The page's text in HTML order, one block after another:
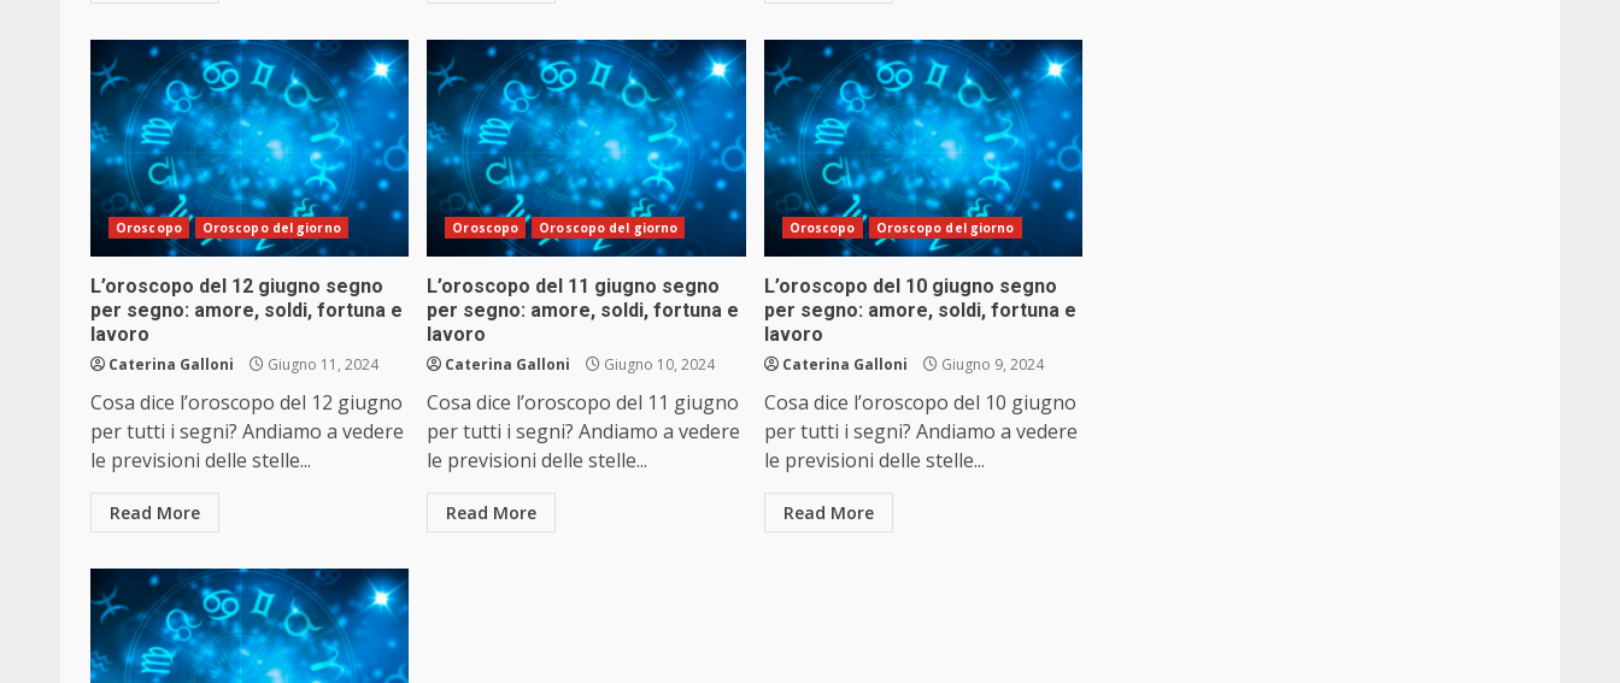
Oroscopo Oroscopo del giorno
L’oroscopo del 12 giugno segno
per segno: amore, soldi, fortuna e
lavoro
Caterina Galloni Giugno 11, 2024
Cosa dice l’oroscopo del 12 giugno
per tutti i segni? Andiamo a vedere
le previsioni delle stelle...
Read More
Oroscopo Oroscopo del giorno
L’oroscopo del 11 giugno segno
per segno: amore, soldi, fortuna e
lavoro
Caterina Galloni Giugno 10, 2024
Cosa dice l’oroscopo del 11 giugno
per tutti i segni? Andiamo a vedere
le previsioni delle stelle...
Read More
Oroscopo Oroscopo del giorno
L’oroscopo del 10 giugno segno
per segno: amore, soldi, fortuna e
lavoro
Caterina Galloni Giugno 9, 2024
Cosa dice l’oroscopo del 10 giugno
per tutti i segni? Andiamo a vedere
le previsioni delle stelle...
Read More